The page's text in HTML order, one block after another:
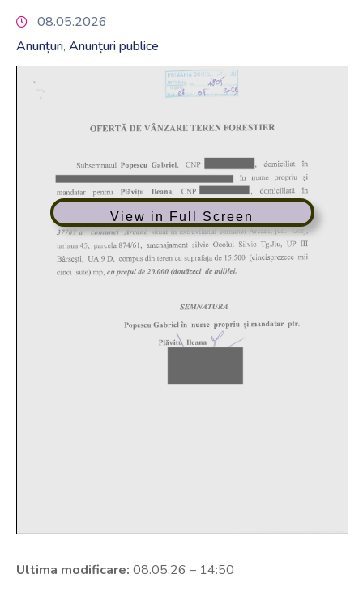
08.05.2026
Anunțuri‚ Anunțuri publice
View in Full Screen
Ultima modificare: 08.05.26 – 14:50